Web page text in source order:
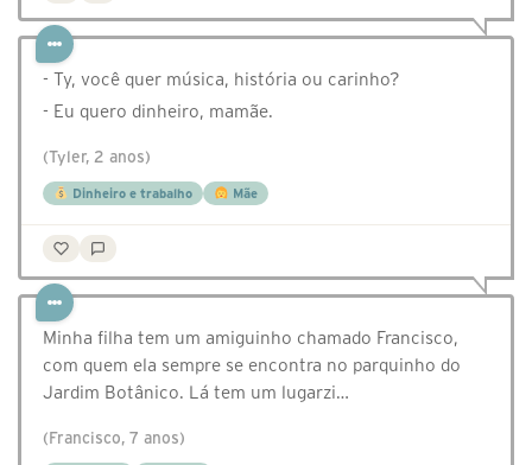
- Ty, você quer música, história ou carinho?
- Eu quero dinheiro, mamãe.
(Tyler, 2 anos)
Dinheiro e trabalho Mãe
Minha filha tem um amiguinho chamado Francisco,
com quem ela sempre se encontra no parquinho do
Jardim Botânico. Lá tem um lugarzi…
(Francisco, 7 anos)